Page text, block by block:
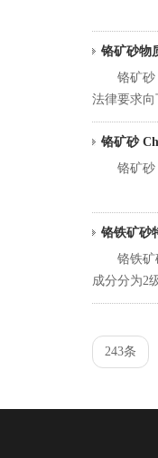
铬矿砂物
铬矿砂 物
法律要求
铬矿砂
铬矿砂
铬铁矿砂
铬铁矿砂
成分分为2
243条